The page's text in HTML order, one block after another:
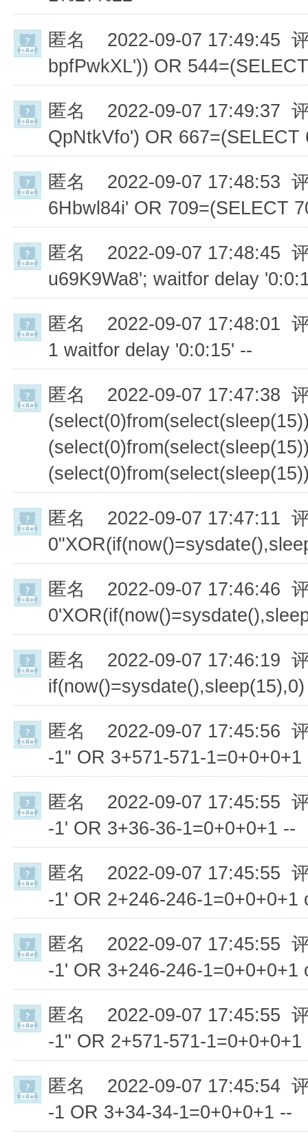
匿名 2022-09-07 17:49:45
bpfPwkXL')) OR
匿名 2022-09-07 17:49:37
QpNtkVfo') OR
匿名 2022-09-07 17:48:53
6Hbwl84i' OR 709=(SELECT
匿名 2022-09-07 17:48:45
u69K9Wa8'; waitfor delay
匿名 2022-09-07 17:48:01
1 waitfor delay '0:0:15' --
匿名 2022-09-07 17:47:38
匿名 2022-09-07 17:47:11
匿名 2022-09-07 17:46:46
匿名 2022-09-07 17:46:19
if(now()=sysdate(),sleep(15),0)
匿名 2022-09-07 17:45:56
-1" OR 3+571-571-1=0+0+0+1
匿名 2022-09-07 17:45:55
-1' OR 3+36-36-1=0+0+0+1 --
匿名 2022-09-07 17:45:55
-1' OR 2+246-246-1=0+0+0+1
匿名 2022-09-07 17:45:55
-1' OR 3+246-246-1=0+0+0+1
匿名 2022-09-07 17:45:55
-1" OR 2+571-571-1=0+0+0+1
匿名 2022-09-07 17:45:54
-1 OR 3+34-34-1=0+0+0+1 --